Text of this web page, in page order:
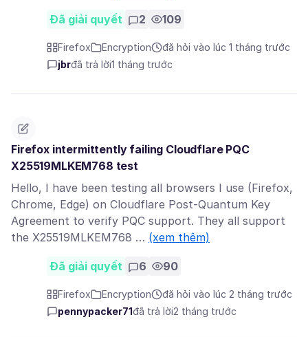
Đã giải quyết 2 109
Firefox Encryption
đã hỏi vào lúc 1 tháng trước
jbrđã trả lời1 tháng trước
Firefox intermittently failing Cloudflare PQC
X25519MLKEM768 test
Hello, I have been testing all browsers I use (Firefox,
Chrome, Edge) on Cloudflare Post-Quantum Key
Agreement to verify PQC support. They all support
the X25519MLKEM768 … (xem thêm)
Đã giải quyết 6 90
Firefox Encryption
đã hỏi vào lúc 2 tháng trước
pennypacker71đã trả lời2 tháng trước